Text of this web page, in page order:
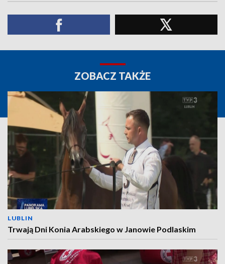
ZOBACZ TAKŻE
LUBLIN
Trwają Dni Konia Arabskiego w Janowie Podlaskim